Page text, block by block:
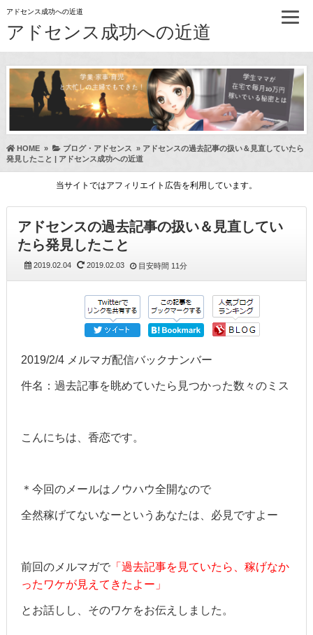
アドセンス成功への近道
アドセンス成功への近道
HOME» ブログ・アドセンス » アドセンスの過去記事の扱い＆見直していたら
発見したこと | アドセンス成功への近道
当サイトではアフィリエイト広告を利用しています。
アドセンスの過去記事の扱い＆見直してい
たら発見したこと
2019.02.04 2019.02.03 目安時間 11分
2019/2/4 メルマガ配信バックナンバー
件名：過去記事を眺めていたら見つかった数々のミス
こんにちは、香恋です。
＊今回のメールはノウハウ全開なので
全然稼げてないなーというあなたは、必見ですよー
前回のメルマガで「過去記事を見ていたら、稼げなか
ったワケが見えてきたよー」
とお話しし、そのワケをお伝えしました。